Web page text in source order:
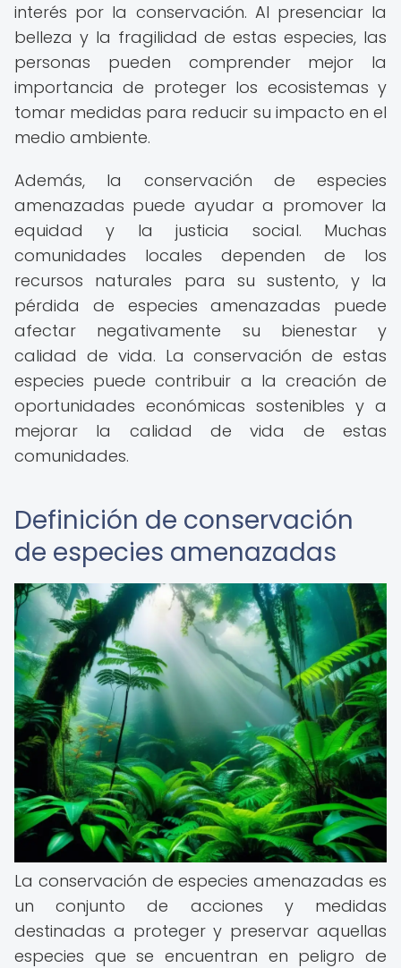
interés por la conservación. Al presenciar la
belleza y la fragilidad de estas especies, las
personas pueden comprender mejor la
importancia de proteger los ecosistemas y
tomar medidas para reducir su impacto en el
medio ambiente.
Además, la conservación de especies
amenazadas puede ayudar a promover la
equidad y la justicia social. Muchas
comunidades locales dependen de los
recursos naturales para su sustento, y la
pérdida de especies amenazadas puede
afectar negativamente su bienestar y
calidad de vida. La conservación de estas
especies puede contribuir a la creación de
oportunidades económicas sostenibles y a
mejorar la calidad de vida de estas
comunidades.
Definición de conservación
de especies amenazadas
La conservación de especies amenazadas es
un conjunto de acciones y medidas
destinadas a proteger y preservar aquellas
especies que se encuentran en peligro de